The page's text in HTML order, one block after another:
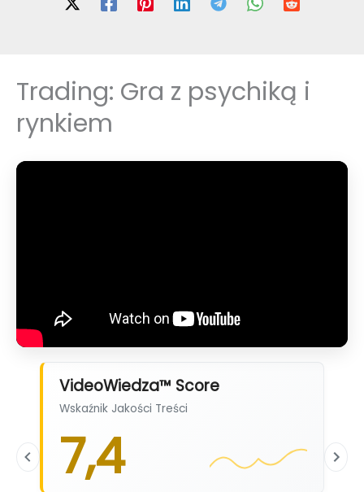
Trading: Gra z psychiką i
rynkiem
VideoWiedza™ Score
Wskaźnik Jakości Treści
7,4